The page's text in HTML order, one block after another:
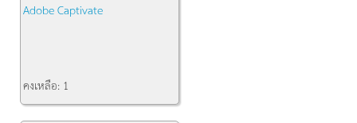
Adobe Captivate
คงเหลือ: 1